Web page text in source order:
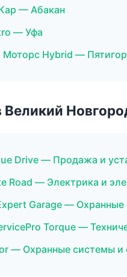
— Абакан
— Уфа
Моторс Hybrid —
Великий
Drive — Продажа и
Road — Электрика и
Garage —
Torque —
— Охранные системы и